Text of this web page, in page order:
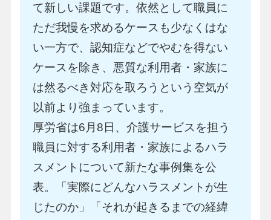
て新しい課題です。依然として職員に
ただ我慢を求めるケースも少なくはな
い一方で、認知症などでやむを得ない
ケースを除き、悪質な利用者・家族に
は然るべき対応を取ろうという空気が
以前より強まっています。
厚労省は6月8日、介護サービスを担う
職員に対する利用者・家族によるハラ
スメントについて新たな事例集を公
表。「実際にどんなハラスメントが生
じたのか」「それが起きるまでの経緯